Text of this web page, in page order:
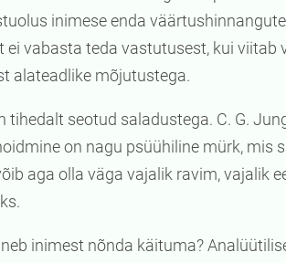
inimese enda
ei vabasta teda vastutusest, kui viitab
alateadlike mõjutustega.
tihedalt seotud saladustega. C. G.
on nagu psüühiline mürk, mis
aga olla väga vajalik ravim, vajalik
inimest nõnda käituma?